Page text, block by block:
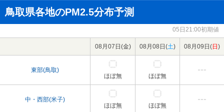
鳥取県各地のPM2.5分布予測
05日21:00初期値
08月07日(金) 08月08日(土) 08月09日(日 )
東部(鳥取)
ほぼ無
ほぼ無
中・西部(米子)
ほぼ無
ほぼ無